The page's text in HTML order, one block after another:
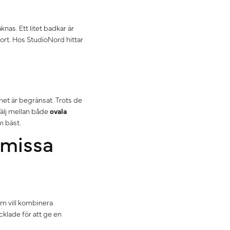
Ett litet badkar är
Hos StudioNord hittar
är begränsat. Trots de
mellan bådeovala
bäst.
vill kombinera
för att ge en